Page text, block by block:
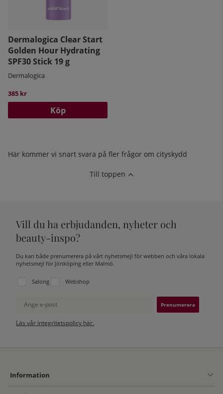
Dermalogica Clear Start
Golden Hour Hydrating
SPF30 Stick 19 g
Dermalogica
385 kr
Köp
Här kommer vi snart svara på fler frågor om cityskydd
Till toppen
Vill du ha erbjudanden, nyheter och
beauty-inspo?
Du kan både prenumerera på vårt nyhetsmejl för webben och våra lokala
nyhetsmejl för Jönköping eller Malmö.
Välj vilken lista du vill prenumerera på:
Salong Webshop
Ange e-post
Läs vår integritetspolicy här.
Information